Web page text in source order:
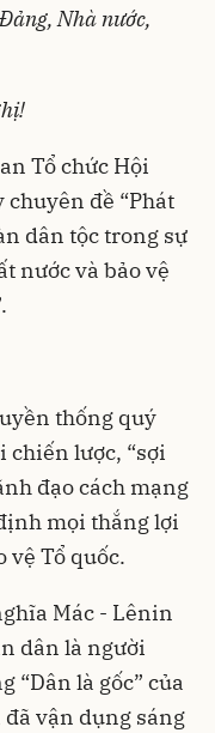
Nhà nước,
Tổ chức Hội
đề “Phát
dân tộc trong sự
nước và bảo vệ
thống quý
chiến lược, “sợi
đạo cách mạng
mọi thắng lợi
vệ Tổ quốc.
Mác - Lênin
dân là người
“Dân là gốc” của
vận dụng sáng